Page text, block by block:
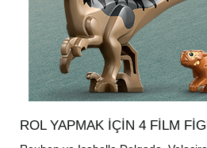
ROL YAPMAK IÇIN 4 FILM